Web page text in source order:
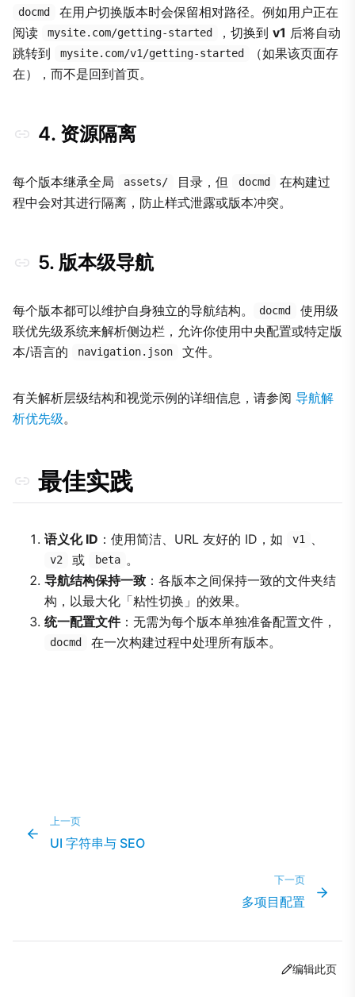
docmd
在用户切换版本时会保留相对路径。例如用户正在
阅读
mysite.com/getting-started ，切换到v1 后将自动
跳转到
mysite.com/v1/getting-started
（如果该页面存
在），而不是回到首页。
4. 资源隔离
每个版本继承全局 assets/ 目录，但 docmd
在构建过
程中会对其进行隔离，防止样式泄露或版本冲突。
5. 版本级导航
每个版本都可以维护自身独立的导航结构。 docmd
使用级
联优先级系统来解析侧边栏，允许你使用中央配置或特定版
本/语言的
navigation.json 文件。
有关解析层级结构和视觉示例的详细信息，请参阅 导航解
析优先级。
最佳实践
语义化 ID ：使用简洁、URL 友好的 ID，如 v1
v2 或 beta 。
导航结构保持一致 ：各版本之间保持一致的文件夹结
构，以最大化「粘性切换」的效果。
统一配置文件：无需为每个版本单独准备配置文件，
docmd 在一次构建过程中处理所有版本。
上一页
UI 字符串与 SEO
下一页
多项目配置
编辑此页